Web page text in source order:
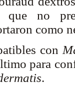
no
como
con
para
.